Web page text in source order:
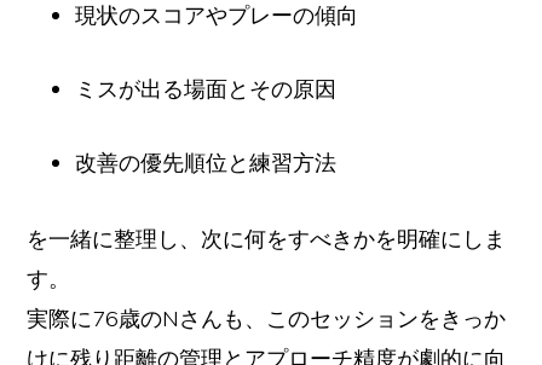
現状のスコアやプレーの傾向
ミスが出る場面とその原因
改善の優先順位と練習方法
を一緒に整理し、次に何をすべきかを明確にしま
す。
実際に76歳のNさんも、このセッションをきっか
けに残り距離の管理とアプローチ精度が劇的に向